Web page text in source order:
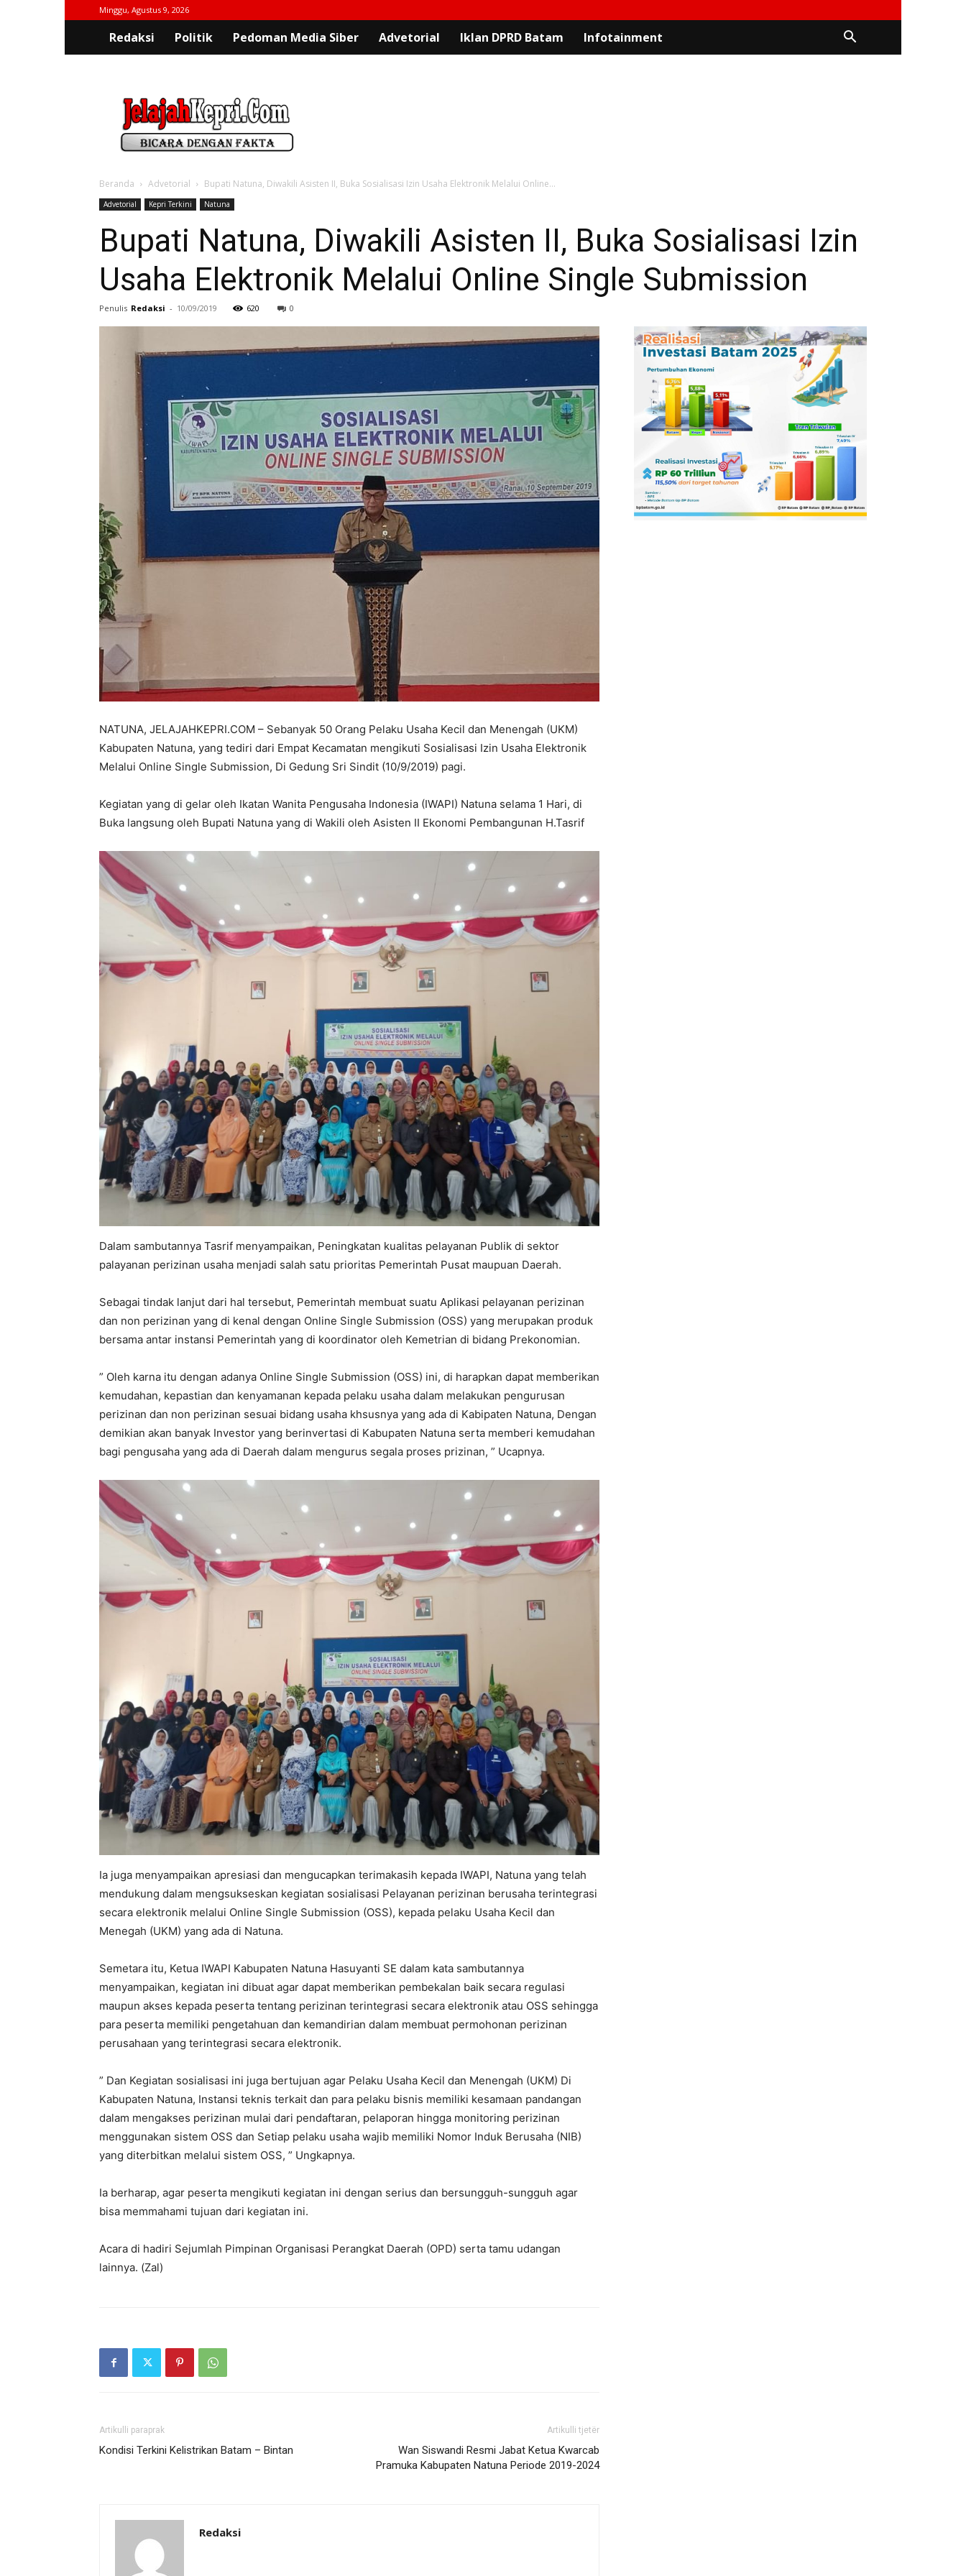
Minggu, Agustus 9, 2026
Redaksi Politik Pedoman Media Siber Advetorial Iklan DPRD Batam Infotainment
Beranda Advetorial Bupati Natuna, Diwakili Asisten II, Buka Sosialisasi Izin Usaha Elektronik Melalui Online...
Advetorial Kepri Terkini Natuna
Bupati Natuna, Diwakili Asisten II, Buka Sosialisasi Izin
Usaha Elektronik Melalui Online Single Submission
Penulis Redaksi - 10/09/2019 620 0
NATUNA, JELAJAHKEPRI.COM – Sebanyak 50 Orang Pelaku Usaha Kecil dan Menengah (UKM)
Kabupaten Natuna, yang tediri dari Empat Kecamatan mengikuti Sosialisasi Izin Usaha Elektronik
Melalui Online Single Submission, Di Gedung Sri Sindit (10/9/2019) pagi.
Kegiatan yang di gelar oleh Ikatan Wanita Pengusaha Indonesia (IWAPI) Natuna selama 1 Hari, di
Buka langsung oleh Bupati Natuna yang di Wakili oleh Asisten II Ekonomi Pembangunan H.Tasrif
Dalam sambutannya Tasrif menyampaikan, Peningkatan kualitas pelayanan Publik di sektor
palayanan perizinan usaha menjadi salah satu prioritas Pemerintah Pusat maupuan Daerah.
Sebagai tindak lanjut dari hal tersebut, Pemerintah membuat suatu Aplikasi pelayanan perizinan
dan non perizinan yang di kenal dengan Online Single Submission (OSS) yang merupakan produk
bersama antar instansi Pemerintah yang di koordinator oleh Kemetrian di bidang Prekonomian.
” Oleh karna itu dengan adanya Online Single Submission (OSS) ini, di harapkan dapat memberikan
kemudahan, kepastian dan kenyamanan kepada pelaku usaha dalam melakukan pengurusan
perizinan dan non perizinan sesuai bidang usaha khsusnya yang ada di Kabipaten Natuna, Dengan
demikian akan banyak Investor yang berinvertasi di Kabupaten Natuna serta memberi kemudahan
bagi pengusaha yang ada di Daerah dalam mengurus segala proses prizinan, ” Ucapnya.
Ia juga menyampaikan apresiasi dan mengucapkan terimakasih kepada IWAPI, Natuna yang telah
mendukung dalam mengsukseskan kegiatan sosialisasi Pelayanan perizinan berusaha terintegrasi
secara elektronik melalui Online Single Submission (OSS), kepada pelaku Usaha Kecil dan
Menegah (UKM) yang ada di Natuna.
Semetara itu, Ketua IWAPI Kabupaten Natuna Hasuyanti SE dalam kata sambutannya
menyampaikan, kegiatan ini dibuat agar dapat memberikan pembekalan baik secara regulasi
maupun akses kepada peserta tentang perizinan terintegrasi secara elektronik atau OSS sehingga
para peserta memiliki pengetahuan dan kemandirian dalam membuat permohonan perizinan
perusahaan yang terintegrasi secara elektronik.
” Dan Kegiatan sosialisasi ini juga bertujuan agar Pelaku Usaha Kecil dan Menengah (UKM) Di
Kabupaten Natuna, Instansi teknis terkait dan para pelaku bisnis memiliki kesamaan pandangan
dalam mengakses perizinan mulai dari pendaftaran, pelaporan hingga monitoring perizinan
menggunakan sistem OSS dan Setiap pelaku usaha wajib memiliki Nomor Induk Berusaha (NIB)
yang diterbitkan melalui sistem OSS, ” Ungkapnya.
Ia berharap, agar peserta mengikuti kegiatan ini dengan serius dan bersungguh-sungguh agar
bisa memmahami tujuan dari kegiatan ini.
Acara di hadiri Sejumlah Pimpinan Organisasi Perangkat Daerah (OPD) serta tamu udangan
lainnya. (Zal)
Artikulli paraprak
Kondisi Terkini Kelistrikan Batam – Bintan
Artikulli tjetër
Wan Siswandi Resmi Jabat Ketua Kwarcab
Pramuka Kabupaten Natuna Periode 2019-2024
Redaksi